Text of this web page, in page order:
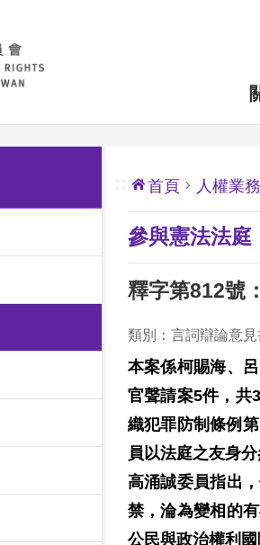
::: 首頁 人權業務
參與憲法法庭
釋字第812號
類別：言詞辯論意見
本案係柯賜海、
官聲請案5件，共
織犯罪防制條例第
員以法庭之友身分
高涌誠委員指出
禁，淪為變相的
公民與政治權利國